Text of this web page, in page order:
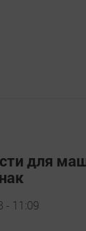
для
- 11:09